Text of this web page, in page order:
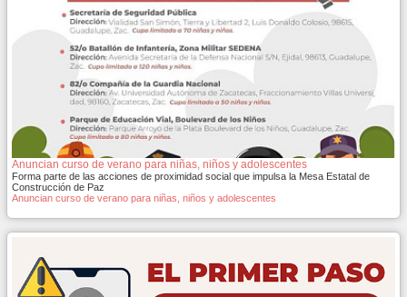
Anuncian curso de verano para niñas, niños y adolescentes
Forma parte de las acciones de proximidad social que impulsa la Mesa Estatal de
Construcción de Paz
Anuncian curso de verano para niñas, niños y adolescentes